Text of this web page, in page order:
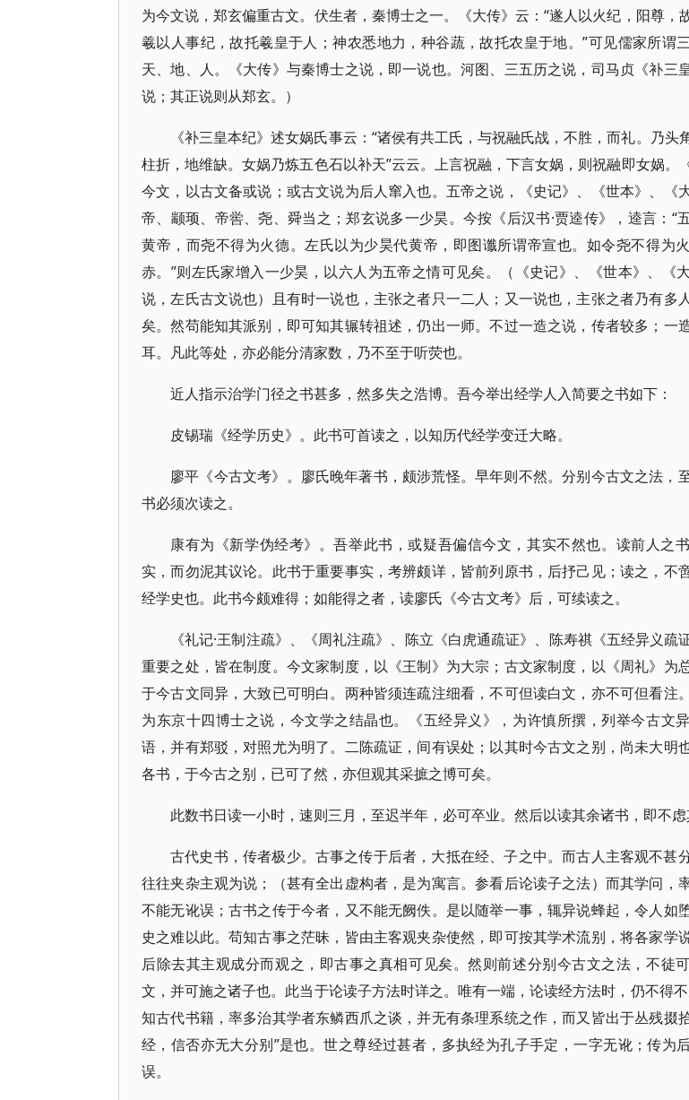
为今文说，郑玄偏重古文。伏生者，秦博士之一。《大传》云：“遂人以火纪，阳尊，
羲以人事纪，故托羲皇于人；神农悉地力，种谷蔬，故托农皇于地。”可见儒家所谓
天、地、人。《大传》与秦博士之说，即一说也。河图、三五历之说，司马贞《补三
说；其正说则从郑玄。）
《补三皇本纪》述女娲氏事云：“诸侯有共工氏，与祝融氏战，不胜，而礼。乃头
柱折，地维缺。女娲乃炼五色石以补天”云云。上言祝融，下言女娲，则祝融即女娲。
今文，以古文备或说；或古文说为后人窜入也。五帝之说，《史记》、《世本》、《
帝、颛顼、帝喾、尧、舜当之；郑玄说多一少昊。今按《后汉书·贾逵传》，逵言：“
黄帝，而尧不得为火德。左氏以为少昊代黄帝，即图谶所谓帝宣也。如令尧不得为
赤。”则左氏家增入一少昊，以六人为五帝之情可见矣。（《史记》、《世本》、《
说，左氏古文说也）且有时一说也，主张之者只一二人；又一说也，主张之者乃有多
矣。然苟能知其派别，即可知其辗转祖述，仍出一师。不过一造之说，传者较多；一
耳。凡此等处，亦必能分清家数，乃不至于听荧也。
近人指示治学门径之书甚多，然多失之浩博。吾今举出经学人入简要之书如下：
皮锡瑞《经学历史》。此书可首读之，以知历代经学变迁大略。
廖平《今古文考》。廖氏晚年著书，颇涉荒怪。早年则不然。分别今古文之法，
书必须次读之。
康有为《新学伪经考》。吾举此书，或疑吾偏信今文，其实不然也。读前人之
实，而勿泥其议论。此书于重要事实，考辨颇详，皆前列原书，后抒己见；读之，不
经学史也。此书今颇难得；如能得之者，读廖氏《今古文考》后，可续读之。
《礼记·王制注疏》、《周礼注疏》、陈立《白虎通疏证》、陈寿祺《五经异义疏
重要之处，皆在制度。今文家制度，以《王制》为大宗；古文家制度，以《周礼》为
于今古文同异，大致已可明白。两种皆须连疏注细看，不可但读白文，亦不可但看注
为东京十四博士之说，今文学之结晶也。《五经异义》，为许慎所撰，列举今古文
语，并有郑驳，对照尤为明了。二陈疏证，间有误处；以其时今古文之别，尚未大明
各书，于今古之别，已可了然，亦但观其采摭之博可矣。
此数书日读一小时，速则三月，至迟半年，必可卒业。然后以读其余诸书，即不虑
古代史书，传者极少。古事之传于后者，大抵在经、子之中。而古人主客观不甚
往往夹杂主观为说；（甚有全出虚构者，是为寓言。参看后论读子之法）而其学问，
不能无讹误；古书之传于今者，又不能无阙佚。是以随举一事，辄异说蜂起，令人如
史之难以此。苟知古事之茫昧，皆由主客观夹杂使然，即可按其学术流别，将各家学
后除去其主观成分而观之，即古事之真相可见矣。然则前述分别今古文之法，不徒
文，并可施之诸子也。此当于论读子方法时详之。唯有一端，论读经方法时，仍不得
知古代书籍，率多治其学者东鳞西爪之谈，并无有条理系统之作，而又皆出于丛残掇
经，信否亦无大分别”是也。世之尊经过甚者，多执经为孔子手定，一字无讹；传为
误。